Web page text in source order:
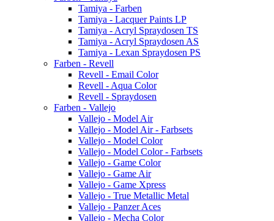
Tamiya - Farben
Tamiya - Lacquer Paints LP
Tamiya - Acryl Spraydosen TS
Tamiya - Acryl Spraydosen AS
Tamiya - Lexan Spraydosen PS
Farben - Revell
Revell - Email Color
Revell - Aqua Color
Revell - Spraydosen
Farben - Vallejo
Vallejo - Model Air
Vallejo - Model Air - Farbsets
Vallejo - Model Color
Vallejo - Model Color - Farbsets
Vallejo - Game Color
Vallejo - Game Air
Vallejo - Game Xpress
Vallejo - True Metallic Metal
Vallejo - Panzer Aces
Vallejo - Mecha Color